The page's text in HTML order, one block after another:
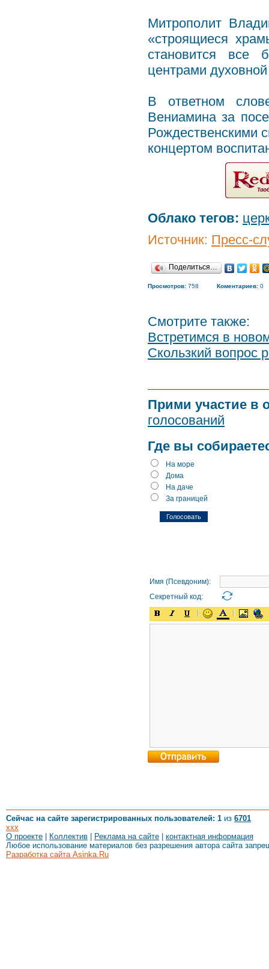
Митрополит
«строящиеся
становится все
центрами
В ответном
Вениамина за
Рождественскими
концертом
Облако тегов:
Источник: Пресс-
Поделиться…
Просмотров: 758 Коментариев: 0
Смотрите также:
Встретимся в
Скользкий вопрос
Прими участие в
голосований
Где вы
На море
Дома
На даче
За границей
Имя (Псевдоним):
Секретный код:
Сейчас на сайте зарегистрированных пользователей: 1 из 6701
xxx
О проекте
Коллектив Реклама на сайте
контактная информация
Любое использование материалов без разрешения автора сайта
Разработка сайта Asinka.Ru